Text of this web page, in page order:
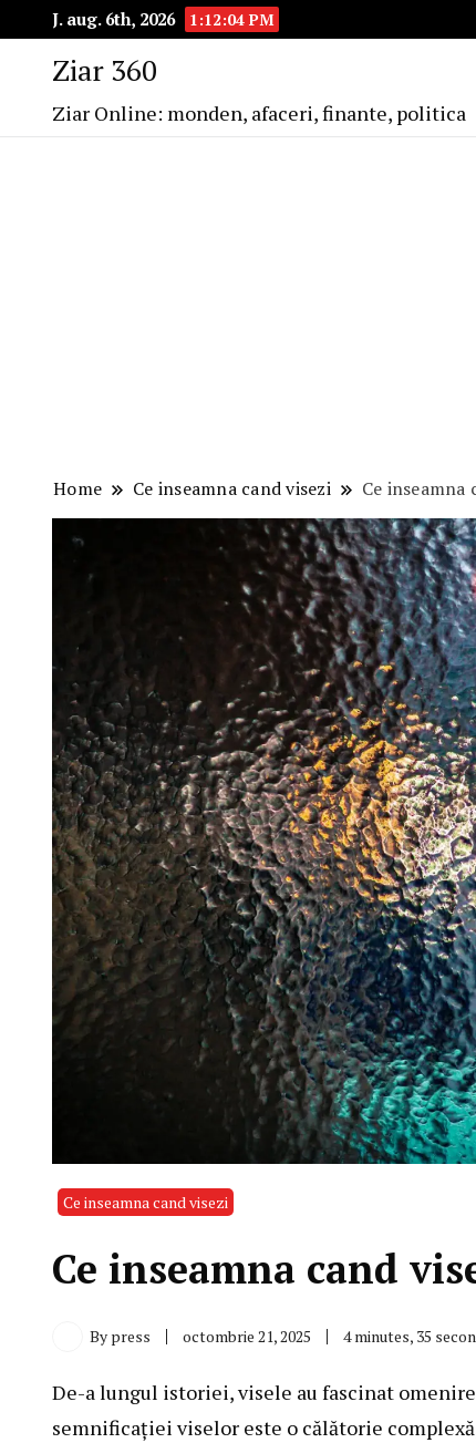
J. aug. 6th, 2026 1:12:05 PM
Ziar 360
Ziar Online: monden, afaceri, finante, politica
Home Ce inseamna cand visezi Ce inseamna
Ce inseamna cand visezi
Ce inseamna cand
By press octombrie 21, 2025 4 minutes, 35
De-a lungul istoriei, visele au fascinat
semnificației viselor este o călătorie